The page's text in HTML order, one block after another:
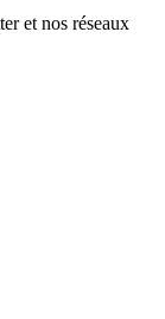
et nos réseaux